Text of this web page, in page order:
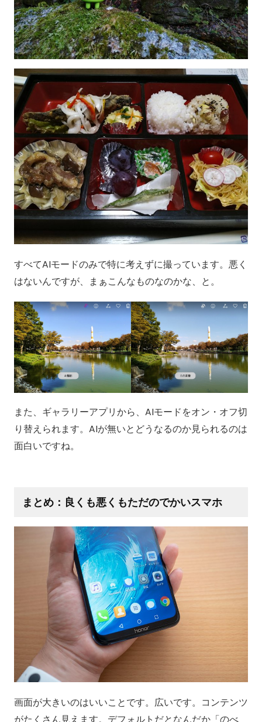
すべてAIモードのみで特に考えずに撮っています。悪く
はないんですが、まぁこんなものなのかな、と。
また、ギャラリーアプリから、AIモードをオン・オフ切
り替えられます。AIが無いとどうなるのか見られるのは
面白いですね。
まとめ：良くも悪くもただのでかいスマホ
画面が大きいのはいいことです。広いです。コンテンツ